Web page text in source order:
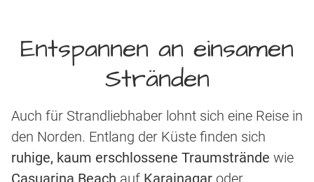
Entspannen an einsamen
Stränden
Auch für Strandliebhaber lohnt sich eine Reise in
den Norden. Entlang der Küste finden sich
ruhige, kaum erschlossene Traumstrände wie